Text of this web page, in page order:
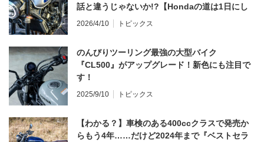
話と違うじゃないか!?【Hondaの道は1日にし
てならず／CB1000F ①第一印象 編】
2026/4/10 トピックス
のんびりツーリング最強の大型バイク
『CL500』がアップグレード！新色にも注目で
す！
2025/9/10 トピックス
【わかる？】車検のある400ccクラスで発売か
らもう4年……だけど2024年まで『ベストセラ